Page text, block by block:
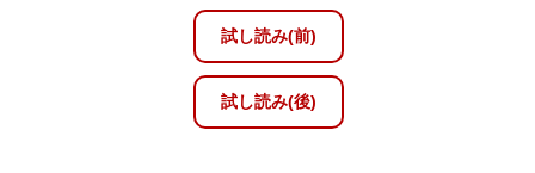
試し読み(前)
試し読み(後)